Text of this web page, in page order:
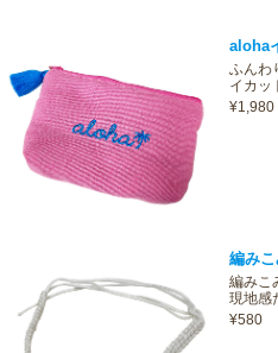
aloha
ふんわ
イカッ
¥1,980
編み
編みこ
現地感
¥580